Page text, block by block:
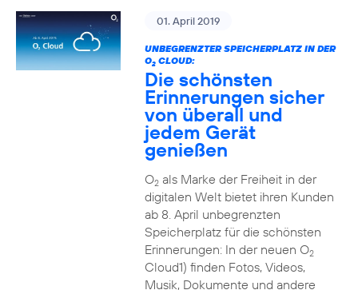
01. April 2019
UNBEGRENZTER SPEICHERPLATZ IN DER
O2CLOUD:
Die schönsten
Erinnerungen sicher
von überall und
jedem Gerät
genießen
O2als Marke der Freiheit in der
digitalen Welt bietet ihren Kunden
ab 8. April unbegrenzten
Speicherplatz für die schönsten
Erinnerungen: In der neuen O2
Cloud1) finden Fotos, Videos,
Musik, Dokumente und andere